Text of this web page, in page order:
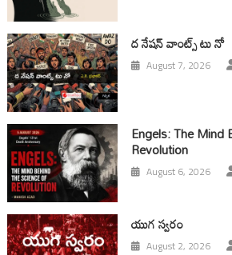
ద నేషన్ వాంట్స్ టు నో
August 7, 2026
Engels: The Mind
Revolution
August 6, 2026
యుగ స్వ‌రం
August 2, 2026